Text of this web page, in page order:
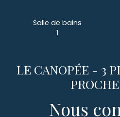
Salle de bains
1
LE CANOPÉE - 3
Nous